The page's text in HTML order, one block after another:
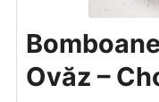
Ovăz –